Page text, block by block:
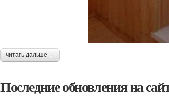
читать дальше →
Последние обновления на